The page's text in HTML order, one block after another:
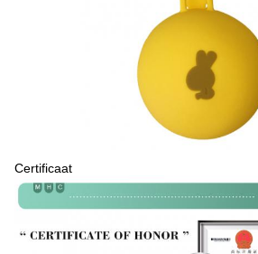
Certificaat